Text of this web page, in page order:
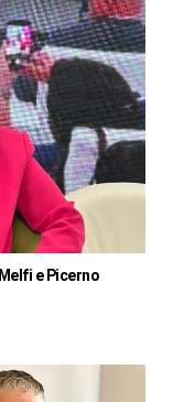
e Picerno